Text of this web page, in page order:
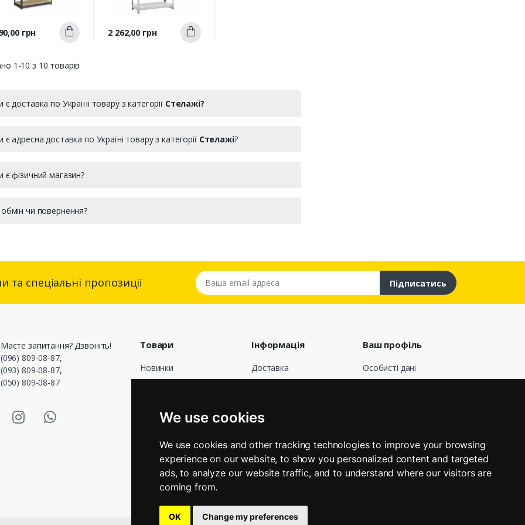
We use cookies
We use cookies and other tracking technologies to improve your browsing
experience on our website, to show you personalized content and targeted
ads, to analyze our website traffic, and to understand where our visitors are
coming from.
OK Change my preferences
Швидкий
перегляд
грн Купити
Швидкий
перегляд
Ціна
2 262,00 грн Купити
1-10 з 10 товарів
є доставка по Україні товару з категорії Стелажі?
є адресна доставка по Україні товару з категорії Стелажі?
є фізичний магазин?
чи повернення?
спеціальні пропозиції Ваша email адреса
Підписатись
Маєте запитання? Дзвоніть!
(096) 809-08-87,
(093) 809-08-87,
(050) 809-08-87
Товари
Новинки
Популярні
Інформація
Доставка
Договір публічної
Оплата
Повернення і обмін
Графік роботи
Зв’яжіться з нами
Ваш профіль
Особисті дані
Замовлення